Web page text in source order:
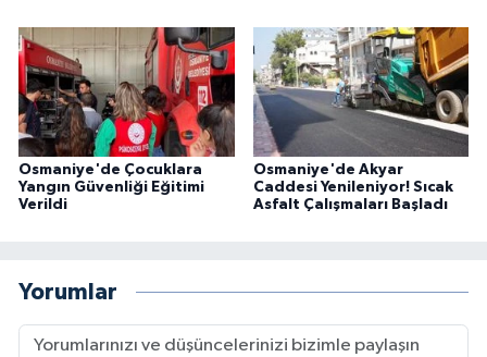
Osmaniye'de Çocuklara
Yangın Güvenliği Eğitimi
Verildi
Osmaniye'de Akyar
Caddesi Yenileniyor! Sıcak
Asfalt Çalışmaları Başladı
Yorumlar